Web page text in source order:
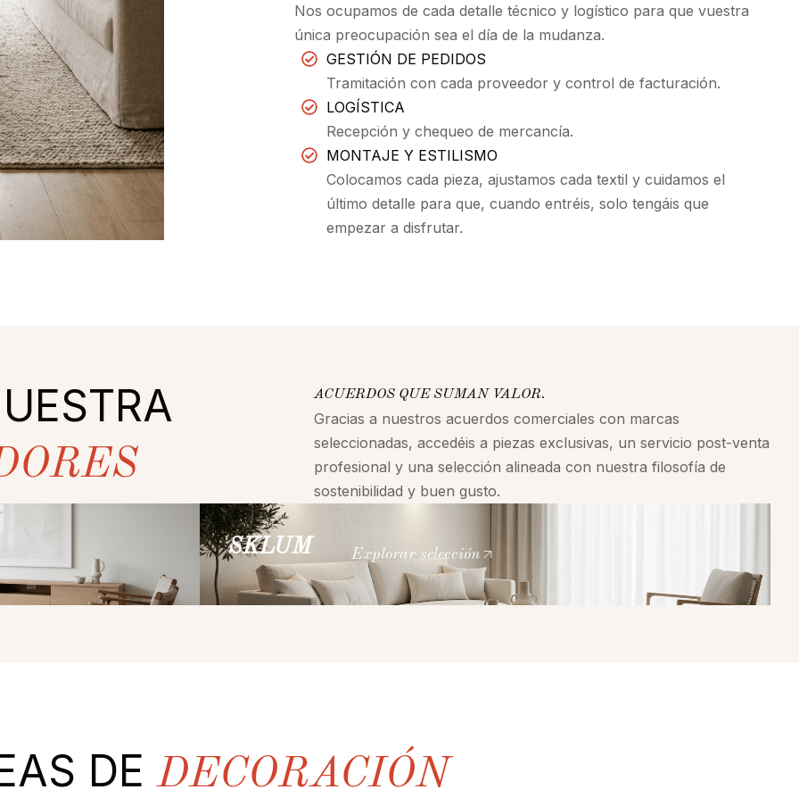
Nos ocupamos de cada detalle técnico y logístico para que vuestra
única preocupación sea el día de la mudanza.
GESTIÓN DE PEDIDOS
Tramitación con cada proveedor y control de facturación.
LOGÍSTICA
Recepción y chequeo de mercancía.
MONTAJE Y ESTILISMO
Colocamos cada pieza, ajustamos cada textil y cuidamos el
último detalle para que, cuando entréis, solo tengáis que
empezar a disfrutar.
ACUERDOS QUE SUMAN VALOR.
Gracias a nuestros acuerdos comerciales con marcas
seleccionadas, accedéis a piezas exclusivas, un servicio post-venta
profesional y una selección alineada con nuestra filosofía de
sostenibilidad y buen gusto.
SKLUM Explorar selección
DE DECORACIÓN